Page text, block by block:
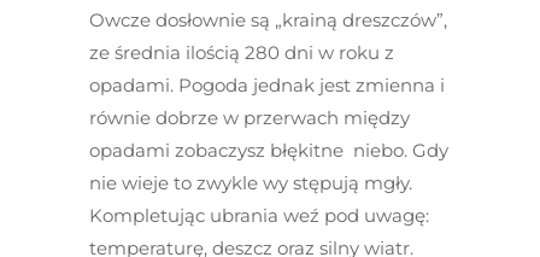
Owcze dosłownie są „krainą dreszczów”,
ze średnia ilością 280 dni w roku z
opadami. Pogoda jednak jest zmienna i
równie dobrze w przerwach między
opadami zobaczysz błękitne niebo. Gdy
nie wieje to zwykle wy stępują mgły.
Kompletując ubrania weź pod uwagę:
temperaturę, deszcz oraz silny wiatr.